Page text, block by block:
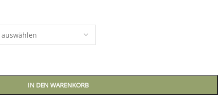
IN DEN WARENKORB